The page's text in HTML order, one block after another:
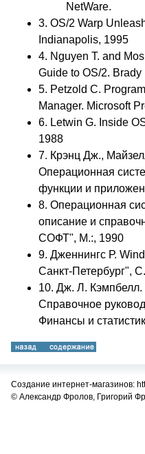
NetWare.
3. OS/2 Warp
Indianapolis, 1995
4. Nguyen T. and
Guide to OS/2.
5. Petzold C.
Manager. Microsoft
6. Letwin G. Inside
1988
7. Крэнц Дж.,
Операционная
функции и
8. Операционная
описание и
СОФТ", М.:, 1990
9. Дженнингс Р.
Санкт-Петербург",
10. Дж. Л.
Справочное
Финансы и
Создание интернет-магазинов:
© Александр Фролов, Григорий